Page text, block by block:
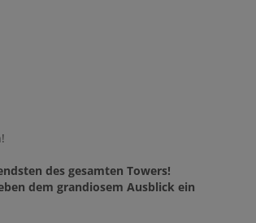
des gesamten Towers!
dem grandiosem Ausblick ein